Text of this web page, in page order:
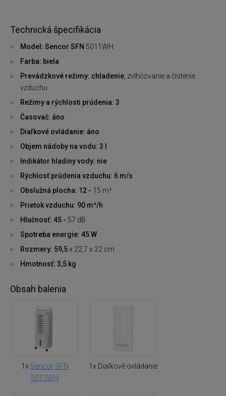
Technická špecifikácia
Model: Sencor SFN 5011WH
Farba: biela
Prevádzkové režimy: chladenie , zvlhčovanie a čistenie
vzduchu
Režimy a rýchlosti prúdenia: 3
Časovač: áno
Diaľkové ovládanie: áno
Objem nádoby na vodu: 3 l
Indikátor hladiny vody: nie
Rýchlosť prúdenia vzduchu: 6 m/s
Obslužná plocha: 12 - 15 m²
Prietok vzduchu: 90 m³/h
Hlučnosť: 45 - 57 dB
Spotreba energie: 45 W
Rozmery: 59,5x 22,7 x 22 cm
Hmotnosť: 3,5 kg
Obsah balenia
1x Sencor SFN
5011WH
1x Diaľkové ovládanie